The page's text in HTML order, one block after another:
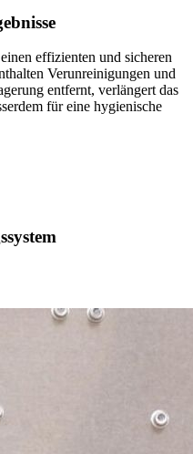
effizienten und sicheren
Verunreinigungen und
entfernt, verlängert das
für eine hygienische